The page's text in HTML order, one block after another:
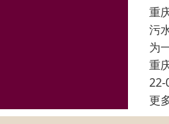
重
污
为
重
22-
更